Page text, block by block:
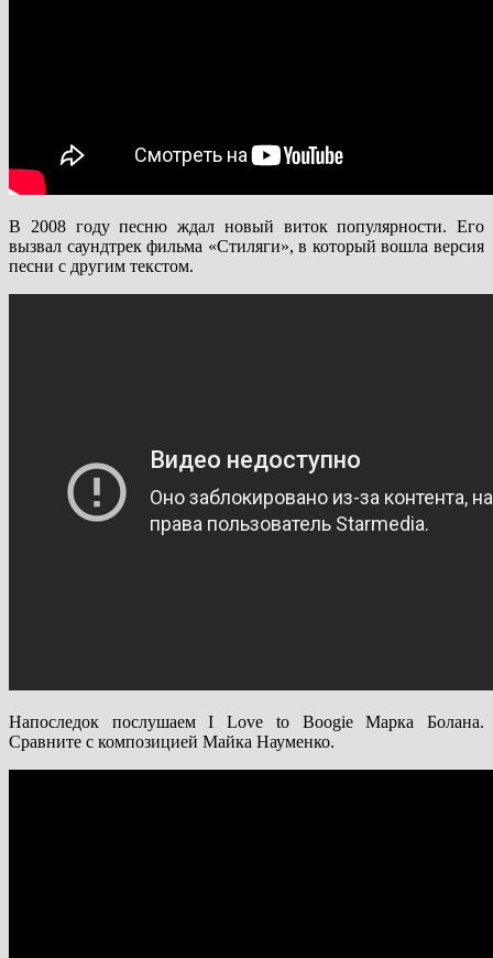
В 2008 году песню ждал новый виток популярности. Его
вызвал саундтрек фильма «Стиляги», в который вошла версия
песни с другим текстом.
Напоследок послушаем I Love to Boogie Марка Болана.
Сравните с композицией Майка Науменко.